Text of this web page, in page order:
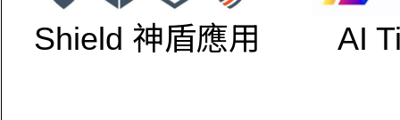
Shield 神盾應用 AI